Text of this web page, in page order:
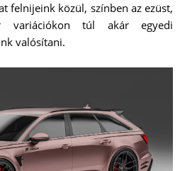
felnijeink közül, színben az ezüst,
variációkon túl akár egyedi
valósítani.